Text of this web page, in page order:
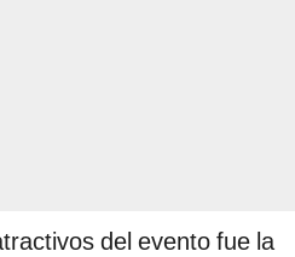
del evento fue la